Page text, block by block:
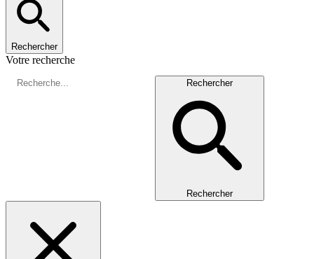
Rechercher
Votre recherche
Rechercher
Rechercher